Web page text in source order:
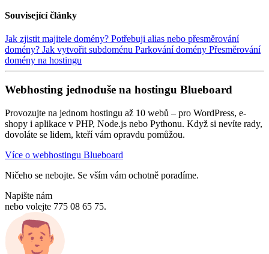
Související články
Jak zjistit majitele domény? Potřebuji alias nebo přesměrování
domény? Jak vytvořit subdoménu Parkování domény Přesměrování
domény na hostingu
Webhosting jednoduše na hostingu Blueboard
Provozujte na jednom hostingu až 10 webů – pro WordPress, e-
shopy i aplikace v PHP, Node.js nebo Pythonu. Když si nevíte rady,
dovoláte se lidem, kteří vám opravdu pomůžou.
Více o webhostingu Blueboard
Ničeho se nebojte. Se vším vám ochotně poradíme.
Napište nám
nebo volejte 775 08 65 75.